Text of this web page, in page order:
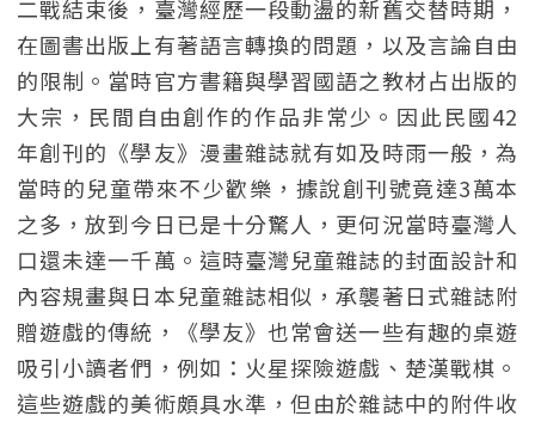
二戰結束後，臺灣經歷一段動盪的新舊交替時期，
在圖書出版上有著語言轉換的問題，以及言論自由
的限制。當時官方書籍與學習國語之教材占出版的
大宗，民間自由創作的作品非常少。因此民國42
年創刊的《學友》漫畫雜誌就有如及時雨一般，為
當時的兒童帶來不少歡樂，據說創刊號竟達3萬本
之多，放到今日已是十分驚人，更何況當時臺灣人
口還未達一千萬。這時臺灣兒童雜誌的封面設計和
內容規畫與日本兒童雜誌相似，承襲著日式雜誌附
贈遊戲的傳統，《學友》也常會送一些有趣的桌遊
吸引小讀者們，例如：火星探險遊戲、楚漢戰棋。
這些遊戲的美術頗具水準，但由於雜誌中的附件收